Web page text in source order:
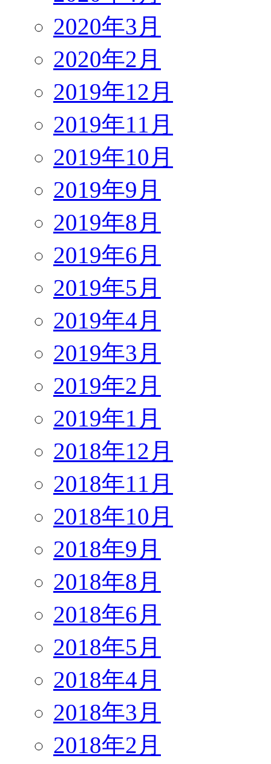
2020年3月
2020年2月
2019年12月
2019年11月
2019年10月
2019年9月
2019年8月
2019年6月
2019年5月
2019年4月
2019年3月
2019年2月
2019年1月
2018年12月
2018年11月
2018年10月
2018年9月
2018年8月
2018年6月
2018年5月
2018年4月
2018年3月
2018年2月